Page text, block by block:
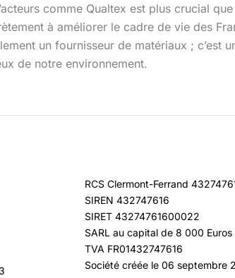
comme Qualtex est plus crucial
à améliorer le cadre de vie des
un fournisseur de matériaux ; c’est
de notre environnement.
RCS Clermont-Ferrand
SIREN 432747616
SIRET 43274761600022
SARL au capital de 8 000 Euros
TVA FR01432747616
Société créée le 06 septembre